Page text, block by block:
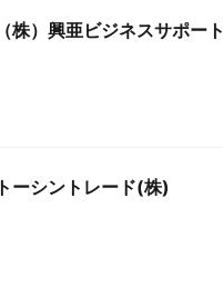
（株）興亜ビジネスサポート
トーシントレード(株)